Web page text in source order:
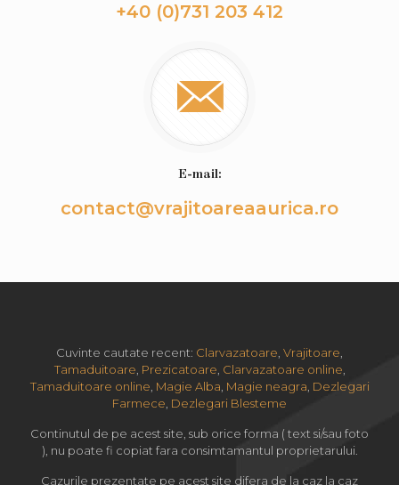
+40 (0)731 203 412
E-mail:
contact@vrajitoareaaurica.ro
Cuvinte cautate recent: Clarvazatoare Vrajitoare
Tamaduitoare Prezicatoare Clarvazatoare online
Tamaduitoare online Magie Alba Magie neagra Dezlegari
Farmece Dezlegari Blesteme
Continutul de pe acest site, sub orice forma ( text si/sau foto
), nu poate fi copiat fara consimtamantul proprietarului.
Cazurile prezentate pe acest site difera de la caz la caz